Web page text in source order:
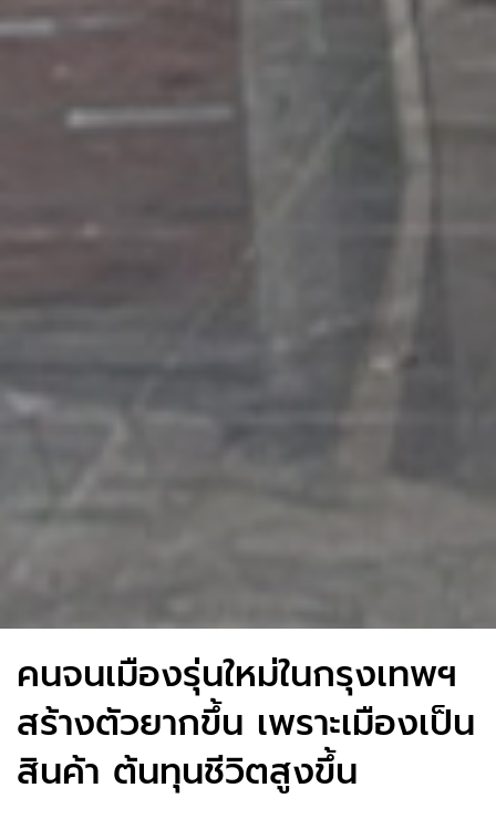
คนจนเมืองรุ่นใหม่ในกรุงเทพฯ
สร้างตัวยากขึ้น เพราะเมืองเป็น
สินค้า ต้นทุนชีวิตสูงขึ้น